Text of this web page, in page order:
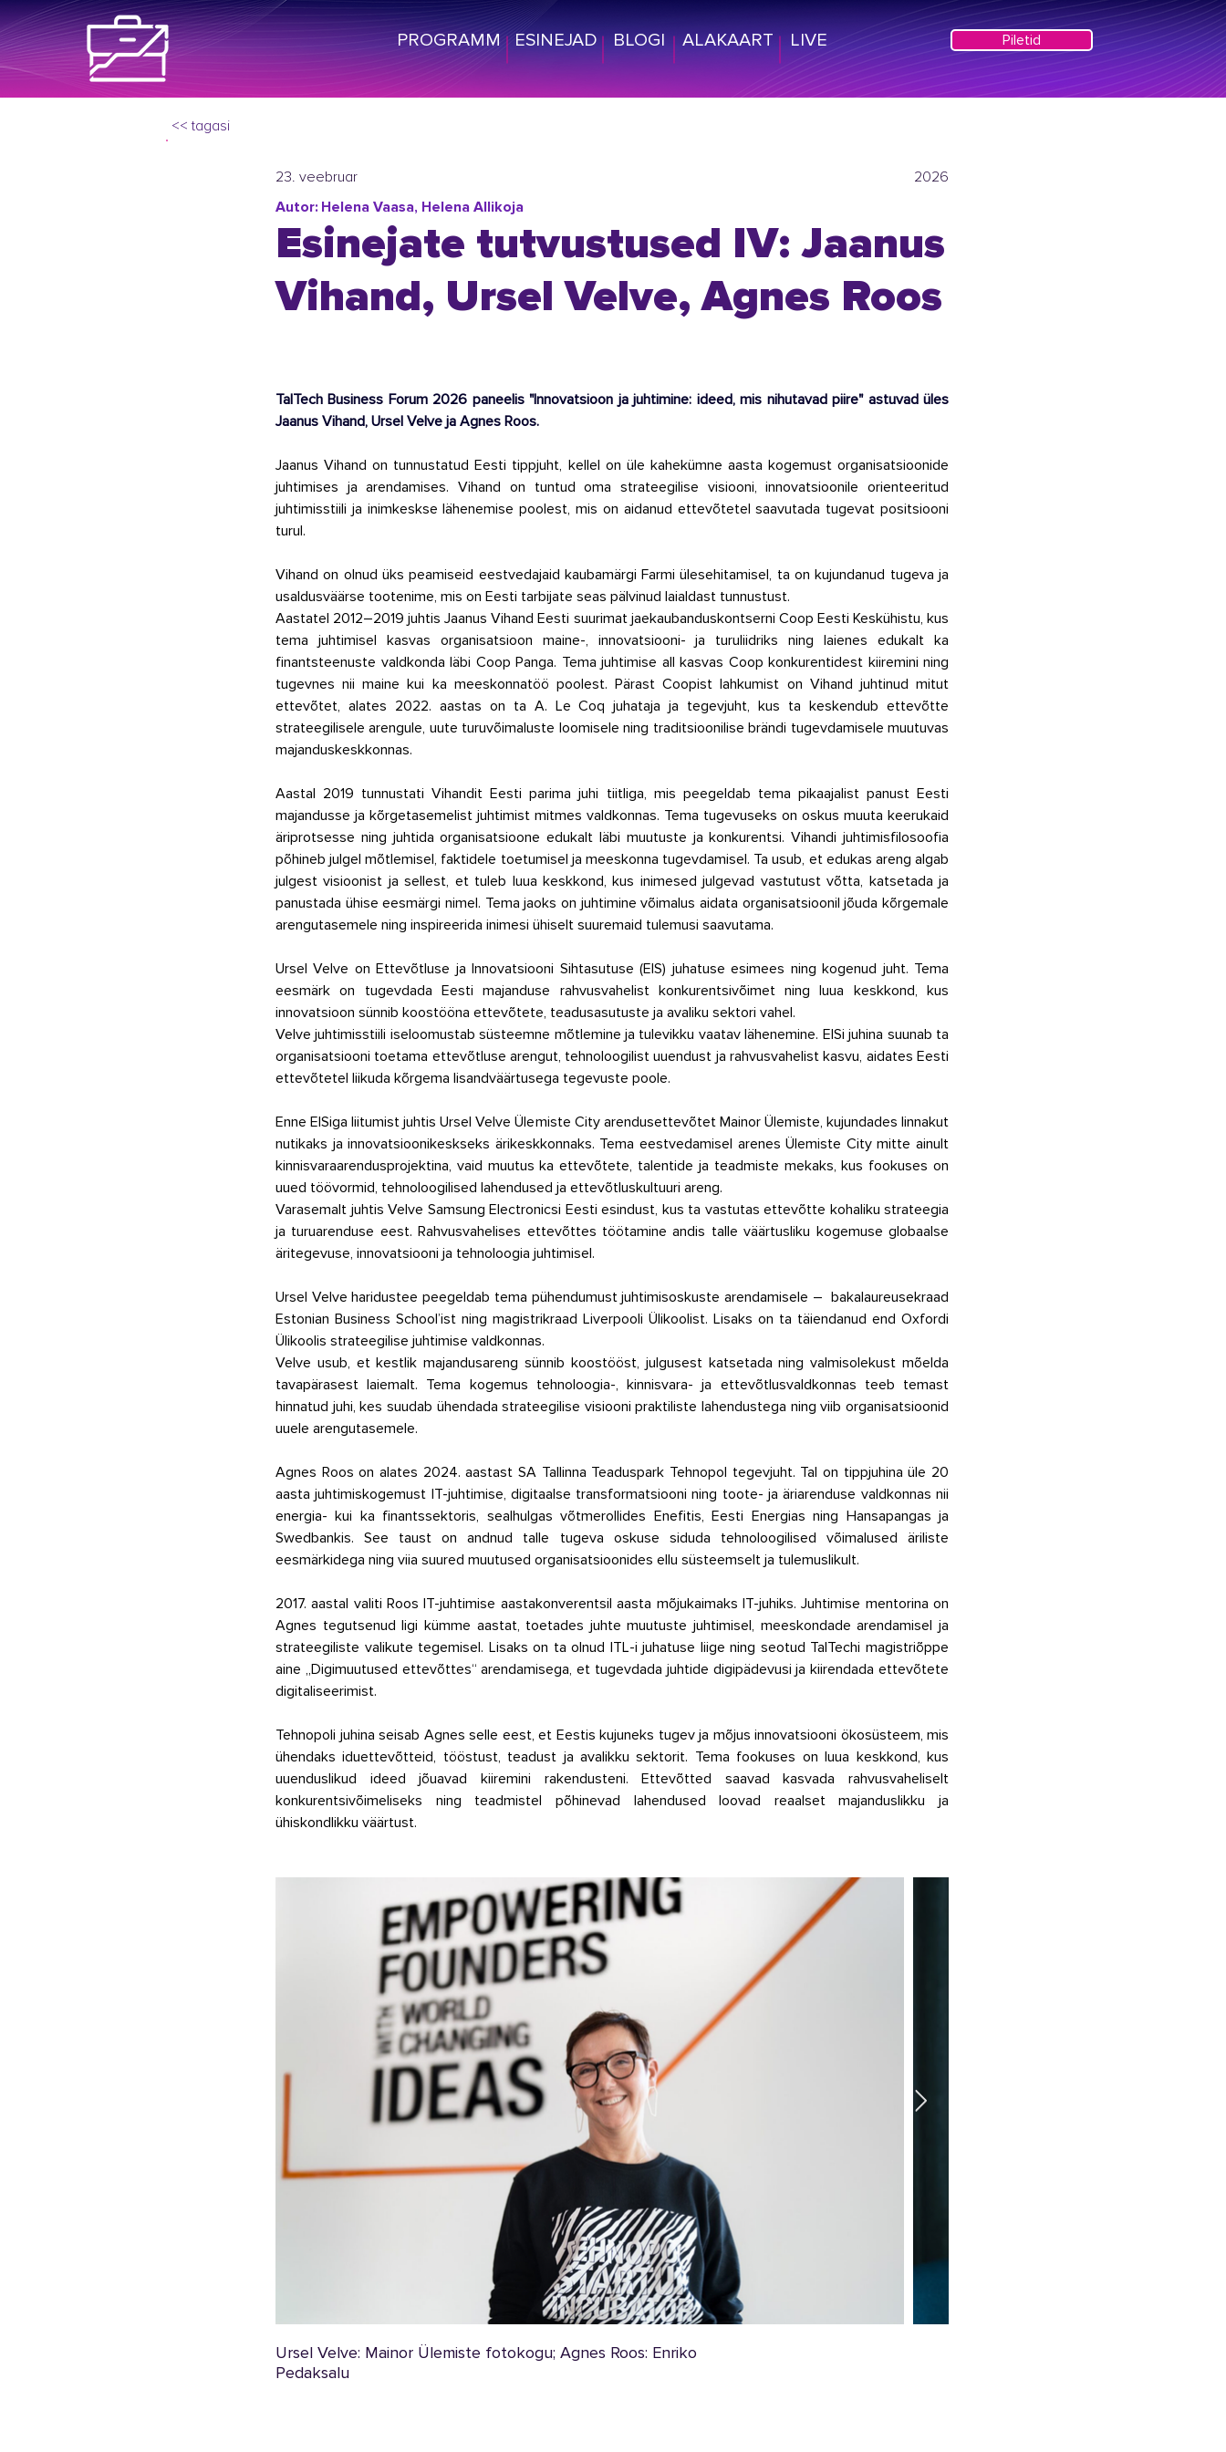
PROGRAMM LIVE
ALAKAART
BLOGI
ESINEJAD Piletid
<< tagasi
23. veebruar
Autor: Helena Vaasa, Helena Allikoja
2026
Esinejate tutvustused IV: Jaanus
Vihand, Ursel Velve, Agnes Roos
TalTech Business Forum 2026 paneelis "Innovatsioon ja juhtimine: ideed, mis nihutavad piire" astuvad üles
Jaanus Vihand, Ursel Velve ja Agnes Roos.
Jaanus Vihand on tunnustatud Eesti tippjuht, kellel on üle kahekümne aasta kogemust organisatsioonide
juhtimises ja arendamises. Vihand on tuntud oma strateegilise visiooni, innovatsioonile orienteeritud
juhtimisstiili ja inimkeskse lähenemise poolest, mis on aidanud ettevõtetel saavutada tugevat positsiooni
turul.
Vihand on olnud üks peamiseid eestvedajaid kaubamärgi Farmi ülesehitamisel, ta on kujundanud tugeva ja
usaldusväärse tootenime, mis on Eesti tarbijate seas pälvinud laialdast tunnustust.
Aastatel 2012–2019 juhtis Jaanus Vihand Eesti suurimat jaekaubanduskontserni Coop Eesti Keskühistu, kus
tema juhtimisel kasvas organisatsioon maine-, innovatsiooni- ja turuliidriks ning laienes edukalt ka
finantsteenuste valdkonda läbi Coop Panga. Tema juhtimise all kasvas Coop konkurentidest kiiremini ning
tugevnes nii maine kui ka meeskonnatöö poolest. Pärast Coopist lahkumist on Vihand juhtinud mitut
ettevõtet, alates 2022. aastas on ta A. Le Coq juhataja ja tegevjuht, kus ta keskendub ettevõtte
strateegilisele arengule, uute turuvõimaluste loomisele ning traditsioonilise brändi tugevdamisele muutuvas
majanduskeskkonnas.
Aastal 2019 tunnustati Vihandit Eesti parima juhi tiitliga, mis peegeldab tema pikaajalist panust Eesti
majandusse ja kõrgetasemelist juhtimist mitmes valdkonnas. Tema tugevuseks on oskus muuta keerukaid
äriprotsesse ning juhtida organisatsioone edukalt läbi muutuste ja konkurentsi. Vihandi juhtimisfilosoofia
põhineb julgel mõtlemisel, faktidele toetumisel ja meeskonna tugevdamisel. Ta usub, et edukas areng algab
julgest visioonist ja sellest, et tuleb luua keskkond, kus inimesed julgevad vastutust võtta, katsetada ja
panustada ühise eesmärgi nimel. Tema jaoks on juhtimine võimalus aidata organisatsioonil jõuda kõrgemale
arengutasemele ning inspireerida inimesi ühiselt suuremaid tulemusi saavutama.
Ursel Velve on Ettevõtluse ja Innovatsiooni Sihtasutuse (EIS) juhatuse esimees ning kogenud juht. Tema
eesmärk on tugevdada Eesti majanduse rahvusvahelist konkurentsivõimet ning luua keskkond, kus
innovatsioon sünnib koostööna ettevõtete, teadusasutuste ja avaliku sektori vahel.
Velve juhtimisstiili iseloomustab süsteemne mõtlemine ja tulevikku vaatav lähenemine. EISi juhina suunab ta
organisatsiooni toetama ettevõtluse arengut, tehnoloogilist uuendust ja rahvusvahelist kasvu, aidates Eesti
ettevõtetel liikuda kõrgema lisandväärtusega tegevuste poole.
Enne EISiga liitumist juhtis Ursel Velve Ülemiste City arendusettevõtet Mainor Ülemiste, kujundades linnakut
nutikaks ja innovatsioonikeskseks ärikeskkonnaks. Tema eestvedamisel arenes Ülemiste City mitte ainult
kinnisvaraarendusprojektina, vaid muutus ka ettevõtete, talentide ja teadmiste mekaks, kus fookuses on
uued töövormid, tehnoloogilised lahendused ja ettevõtluskultuuri areng.
Varasemalt juhtis Velve Samsung Electronicsi Eesti esindust, kus ta vastutas ettevõtte kohaliku strateegia
ja turuarenduse eest. Rahvusvahelises ettevõttes töötamine andis talle väärtusliku kogemuse globaalse
äritegevuse, innovatsiooni ja tehnoloogia juhtimisel.
Ursel Velve haridustee peegeldab tema pühendumust juhtimisoskuste arendamisele –  bakalaureusekraad
Estonian Business School’ist ning magistrikraad Liverpooli Ülikoolist. Lisaks on ta täiendanud end Oxfordi
Ülikoolis strateegilise juhtimise valdkonnas.
Velve usub, et kestlik majandusareng sünnib koostööst, julgusest katsetada ning valmisolekust mõelda
tavapärasest laiemalt. Tema kogemus tehnoloogia-, kinnisvara- ja ettevõtlusvaldkonnas teeb temast
hinnatud juhi, kes suudab ühendada strateegilise visiooni praktiliste lahendustega ning viib organisatsioonid
uuele arengutasemele.
Agnes Roos on alates 2024. aastast SA Tallinna Teaduspark Tehnopol tegevjuht. Tal on tippjuhina üle 20
aasta juhtimiskogemust IT-juhtimise, digitaalse transformatsiooni ning toote- ja äriarenduse valdkonnas nii
energia- kui ka finantssektoris, sealhulgas võtmerollides Enefitis, Eesti Energias ning Hansapangas ja
Swedbankis. See taust on andnud talle tugeva oskuse siduda tehnoloogilised võimalused äriliste
eesmärkidega ning viia suured muutused organisatsioonides ellu süsteemselt ja tulemuslikult.
2017. aastal valiti Roos IT-juhtimise aastakonverentsil aasta mõjukaimaks IT-juhiks. Juhtimise mentorina on
Agnes tegutsenud ligi kümme aastat, toetades juhte muutuste juhtimisel, meeskondade arendamisel ja
strateegiliste valikute tegemisel. Lisaks on ta olnud ITL-i juhatuse liige ning seotud TalTechi magistriõppe
aine „Digimuutused ettevõttes“ arendamisega, et tugevdada juhtide digipädevusi ja kiirendada ettevõtete
digitaliseerimist.
Tehnopoli juhina seisab Agnes selle eest, et Eestis kujuneks tugev ja mõjus innovatsiooni ökosüsteem, mis
ühendaks iduettevõtteid, tööstust, teadust ja avalikku sektorit. Tema fookuses on luua keskkond, kus
uuenduslikud ideed jõuavad kiiremini rakendusteni. Ettevõtted saavad kasvada rahvusvaheliselt
konkurentsivõimeliseks ning teadmistel põhinevad lahendused loovad reaalset majanduslikku ja
ühiskondlikku väärtust.
Ursel Velve: Mainor Ülemiste fotokogu; Agnes Roos: Enriko
Pedaksalu